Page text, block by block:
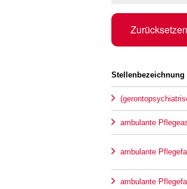
Zurücksetzen
Stellenbezeichnung
ambulante
ambulante
ambulante